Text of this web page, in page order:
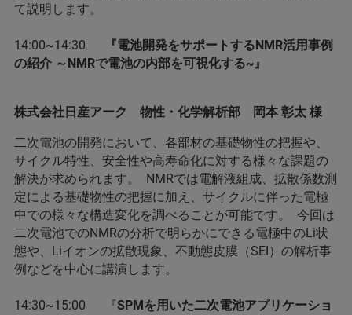
て説明します。
14:00~14:30
『電池開発をサポートするNMR活用事例
の紹介 ～NMRで電池の内部を可視化する~』
株式会社日産アーク 物性・化学解析部 岡本 彰太 様
二次電池の開発において、各部材の基礎物性の把握や、
サイクル特性、安全性や高寿命化に対する様々な課題の
解決が求められます。 NMRでは電解液組成、拡散係数測
定による基礎物性の把握に加え、サイクルに伴った電極
中での様々な構造変化を調べることが可能です。 今回は
二次電池でのNMRの分析で明らかにできる電極中のLi状
態や、Liイオンの拡散現象、不動態皮膜（SEI）の解析事
例などを中心に講演します。
14:30~15:00 『SPMを用いた二次電池アプリケーショ